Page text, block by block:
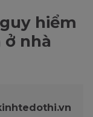
hiểm
ở nhà